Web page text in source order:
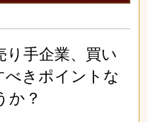
り手企業、買い
べきポイントな
か？